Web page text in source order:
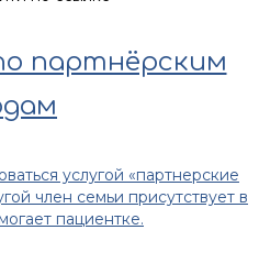
партнёрским
услугой «партнерские
член семьи присутствует в
пациентке.